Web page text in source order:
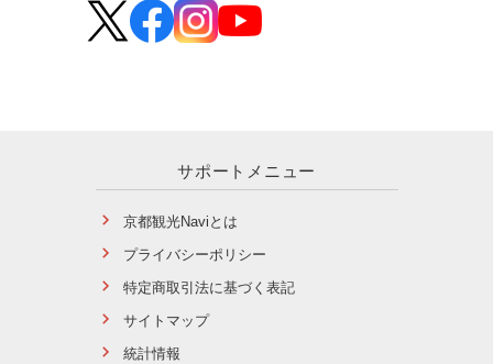
サポートメニュー
京都観光Naviとは
プライバシーポリシー
特定商取引法に基づく表記
サイトマップ
統計情報